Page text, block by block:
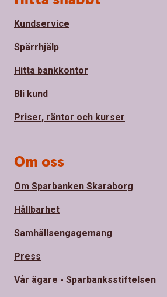
Kundservice
Spärrhjälp
Hitta bankkontor
Bli kund
Priser, räntor och kurser
Om oss
Om Sparbanken Skaraborg
Hållbarhet
Samhällsengagemang
Press
Vår ägare - Sparbanksstiftelsen